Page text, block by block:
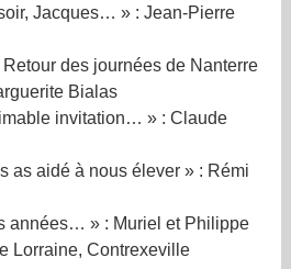
Jacques… » : Jean-Pierre
des journées de Nanterre
Bialas
invitation… » : Claude
as aidé à nous élever » : Rémi
années… » : Muriel et Philippe
Lorraine, Contrexeville